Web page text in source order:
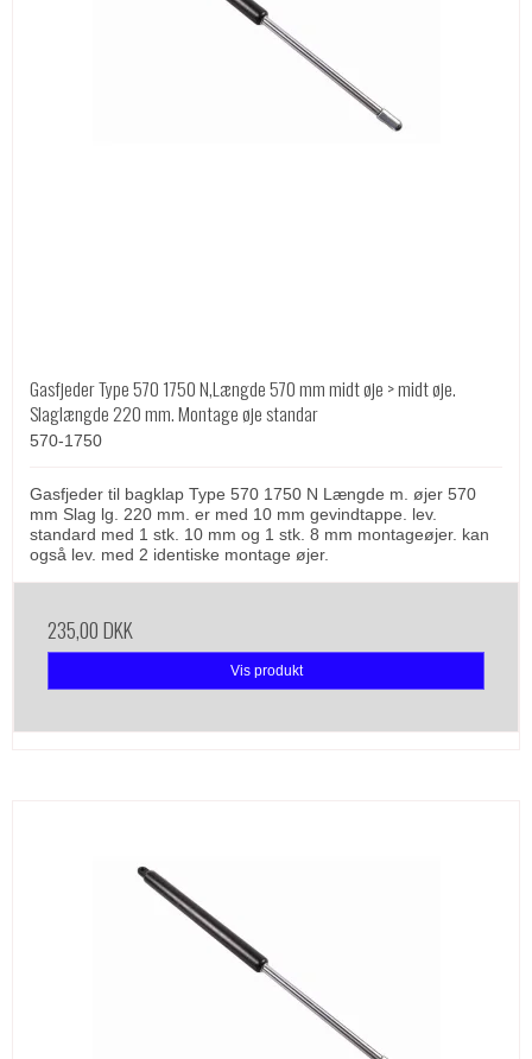
Gasfjeder Type 570 1750 N,Længde 570 mm midt øje > midt øje.
Slaglængde 220 mm. Montage øje standar
570-1750
Gasfjeder til bagklap Type 570 1750 N Længde m. øjer 570
mm Slag lg. 220 mm. er med 10 mm gevindtappe. lev.
standard med 1 stk. 10 mm og 1 stk. 8 mm montageøjer. kan
også lev. med 2 identiske montage øjer.
235,00 DKK
Vis produkt